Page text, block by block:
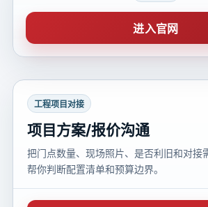
进入官网
工程项目对接
项目方案/报价沟通
把门点数量、现场照片、是否利旧和对接
帮你判断配置清单和预算边界。